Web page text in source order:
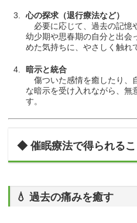
心の探求（退行療法など）
必要に応じて、過去の記憶
幼少期や思春期の自分と出会
めた気持ちに、やさしく触れ
暗示と統合
傷ついた感情を癒したり、
な暗示を受け入れながら、無
す。
◆ 催眠療法で得られるこ
💧 過去の痛みを癒す